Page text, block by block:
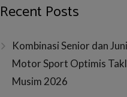
Recent Posts
Kombinasi Senior dan
Motor Sport Optimis
Musim 2026